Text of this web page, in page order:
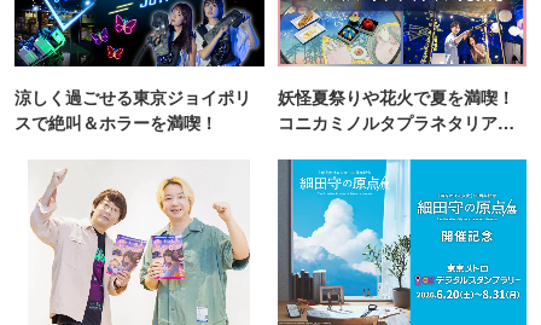
涼しく過ごせる東京ジョイポリ
スで絶叫＆ホラーを満喫！
妖怪夏祭りや花火で夏を満喫！
コニカミノルタプラネタリア